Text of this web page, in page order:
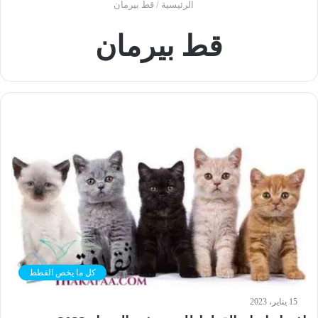
الرئيسية / قط بيرمان
قط بيرمان
كل ما يخص القطط
15 يناير، 2023